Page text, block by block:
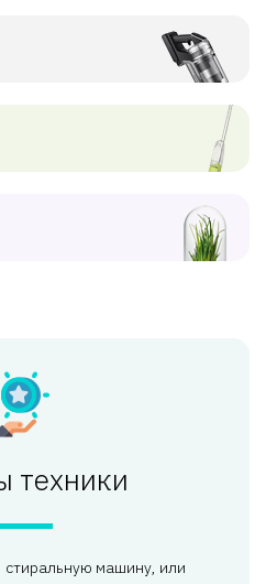
техники
стиральную машину, или